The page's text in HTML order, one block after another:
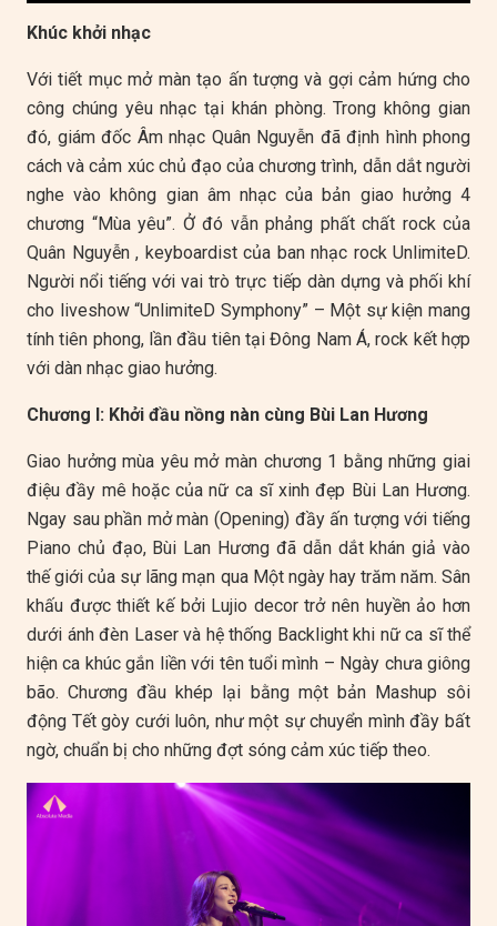
Khúc khởi nhạc
Với tiết mục mở màn tạo ấn tượng và gợi cảm hứng cho
công chúng yêu nhạc tại khán phòng. Trong không gian
đó, giám đốc Âm nhạc Quân Nguyễn đã định hình phong
cách và cảm xúc chủ đạo của chương trình, dẫn dắt người
nghe vào không gian âm nhạc của bản giao hưởng 4
chương “Mùa yêu”. Ở đó vẫn phảng phất chất rock của
Quân Nguyễn , keyboardist của ban nhạc rock UnlimiteD.
Người nổi tiếng với vai trò trực tiếp dàn dựng và phối khí
cho liveshow “UnlimiteD Symphony” – Một sự kiện mang
tính tiên phong, lần đầu tiên tại Đông Nam Á, rock kết hợp
với dàn nhạc giao hưởng.
Chương I: Khởi đầu nồng nàn cùng Bùi Lan Hương
Giao hưởng mùa yêu mở màn chương 1 bằng những giai
điệu đầy mê hoặc của nữ ca sĩ xinh đẹp Bùi Lan Hương.
Ngay sau phần mở màn (Opening) đầy ấn tượng với tiếng
Piano chủ đạo, Bùi Lan Hương đã dẫn dắt khán giả vào
thế giới của sự lãng mạn qua Một ngày hay trăm năm. Sân
khấu được thiết kế bởi Lujio decor trở nên huyền ảo hơn
dưới ánh đèn Laser và hệ thống Backlight khi nữ ca sĩ thể
hiện ca khúc gắn liền với tên tuổi mình – Ngày chưa giông
bão. Chương đầu khép lại bằng một bản Mashup sôi
động Tết gòy cưới luôn, như một sự chuyển mình đầy bất
ngờ, chuẩn bị cho những đợt sóng cảm xúc tiếp theo.